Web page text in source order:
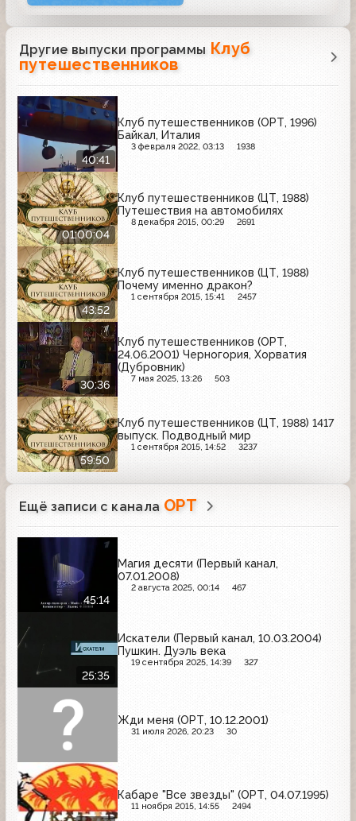
Другие выпуски программы Клуб
путешественников
40:41
Клуб путешественников (ОРТ, 1996)
Байкал, Италия
3 февраля 2022, 03:13 1938
01:00:04
Клуб путешественников (ЦТ, 1988)
Путешествия на автомобилях
8 декабря 2015, 00:29 2691
43:52
Клуб путешественников (ЦТ, 1988)
Почему именно дракон?
1 сентября 2015, 15:41 2457
30:36
Клуб путешественников (ОРТ,
24.06.2001) Черногория, Хорватия
(Дубровник)
7 мая 2025, 13:26 503
59:50
Клуб путешественников (ЦТ, 1988) 1417
выпуск. Подводный мир
1 сентября 2015, 14:52 3237
Ещё записи с канала ОРТ
45:14
Магия десяти (Первый канал,
07.01.2008)
2 августа 2025, 00:14 467
25:35
Искатели (Первый канал, 10.03.2004)
Пушкин. Дуэль века
19 сентября 2025, 14:39 327
Жди меня (ОРТ, 10.12.2001)
31 июля 2026, 20:23 30
Кабаре "Все звезды" (ОРТ, 04.07.1995)
11 ноября 2015, 14:55 2494